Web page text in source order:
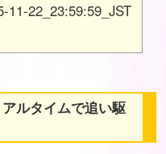
11-22_23:59:59_JST
ルタイムで追い駆